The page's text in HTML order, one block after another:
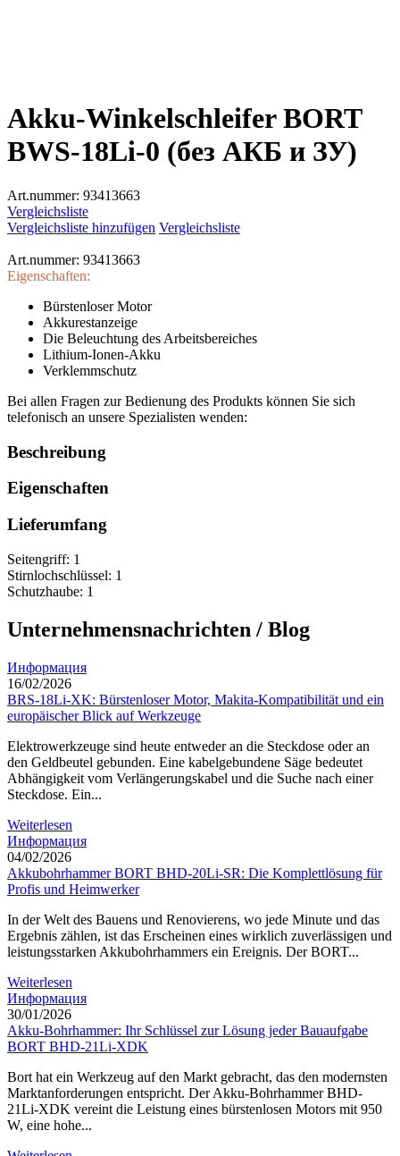
Akku-Winkelschleifer BORT
BWS-18Li-0 (без АКБ и ЗУ)
Art.nummer: 93413663
Vergleichsliste
Vergleichsliste hinzufügen Vergleichsliste
Art.nummer: 93413663
Eigenschaften:
Bürstenloser Motor
Akkurestanzeige
Die Beleuchtung des Arbeitsbereiches
Lithium-Ionen-Akku
Verklemmschutz
Bei allen Fragen zur Bedienung des Produkts können Sie sich
telefonisch an unsere Spezialisten wenden:
Beschreibung
Eigenschaften
Lieferumfang
Seitengriff: 1
Stirnlochschlüssel: 1
Schutzhaube: 1
Unternehmensnachrichten / Blog
Информация
16/02/2026
BRS-18Li-XK: Bürstenloser Motor, Makita-Kompatibilität und ein
europäischer Blick auf Werkzeuge
Elektrowerkzeuge sind heute entweder an die Steckdose oder an
den Geldbeutel gebunden. Eine kabelgebundene Säge bedeutet
Abhängigkeit vom Verlängerungskabel und die Suche nach einer
Steckdose. Ein...
Weiterlesen
Информация
04/02/2026
Akkubohrhammer BORT BHD-20Li-SR: Die Komplettlösung für
Profis und Heimwerker
In der Welt des Bauens und Renovierens, wo jede Minute und das
Ergebnis zählen, ist das Erscheinen eines wirklich zuverlässigen und
leistungsstarken Akkubohrhammers ein Ereignis. Der BORT...
Weiterlesen
Информация
30/01/2026
Akku-Bohrhammer: Ihr Schlüssel zur Lösung jeder Bauaufgabe
BORT BHD-21Li-XDK
Bort hat ein Werkzeug auf den Markt gebracht, das den modernsten
Marktanforderungen entspricht. Der Akku-Bohrhammer BHD-
21Li-XDK vereint die Leistung eines bürstenlosen Motors mit 950
W, eine hohe...